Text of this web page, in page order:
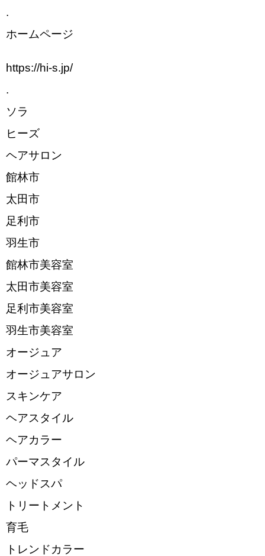
.
ホームページ
https://hi-s.jp/
.
ソラ
ヒーズ
ヘアサロン
館林市
太田市
足利市
羽生市
館林市美容室
太田市美容室
足利市美容室
羽生市美容室
オージュア
オージュアサロン
スキンケア
ヘアスタイル
ヘアカラー
パーマスタイル
ヘッドスパ
トリートメント
育毛
トレンドカラー